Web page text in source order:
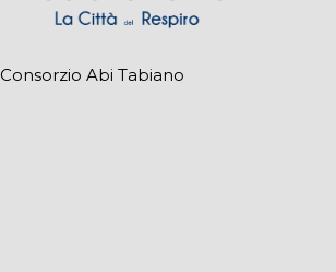
Consorzio Abi Tabiano